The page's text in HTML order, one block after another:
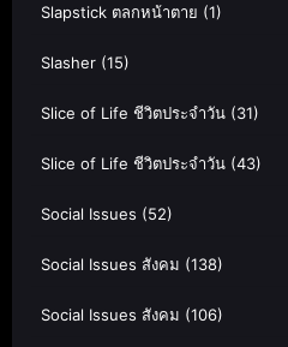
Slapstick ตลกหน้าตาย (1)
Slasher (15)
Slice of Life ชีวิตประจำวัน (31)
Slice of Life ชีวิตประจำวัน (43)
Social Issues (52)
Social Issues สังคม (138)
Social Issues สังคม (106)